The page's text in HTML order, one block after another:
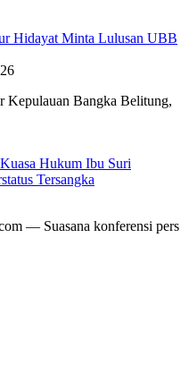
Hidayat Minta Lulusan UBB
Bangka Belitung,
Hukum Ibu Suri
Tersangka
— Suasana konferensi pers